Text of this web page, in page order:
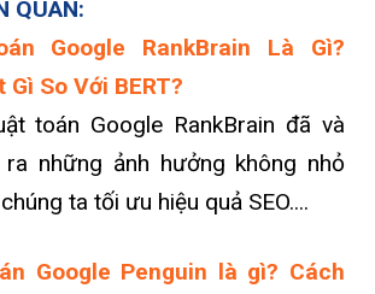
QUAN:
Google RankBrain Là Gì?
Gì So Với BERT?
toán Google RankBrain đã và
những ảnh hưởng không nhỏ
ta tối ưu hiệu quả SEO....
Google Penguin là gì? Cách